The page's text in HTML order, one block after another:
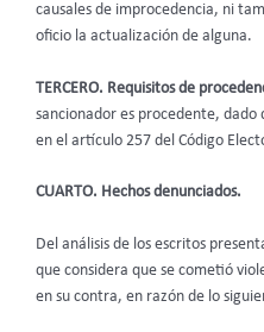
causales de improcedencia, ni
oficio la actualización de alguna.
TERCERO. Requisitos de
sancionador es procedente, dado
en el artículo 257 del Código
CUARTO. Hechos denunciados.
Del análisis de los escritos
que considera que se cometió
en su contra, en razón de lo